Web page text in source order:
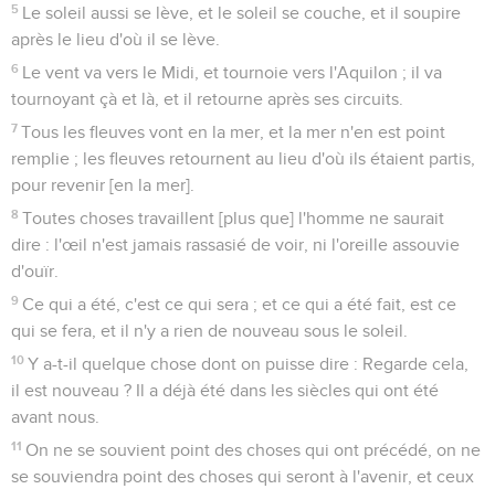
5 Le soleil aussi se lève, et le soleil se couche, et il soupire
après le lieu d'où il se lève.
6 Le vent va vers le Midi, et tournoie vers l'Aquilon ; il va
tournoyant çà et là, et il retourne après ses circuits.
7 Tous les fleuves vont en la mer, et la mer n'en est point
remplie ; les fleuves retournent au lieu d'où ils étaient partis,
pour revenir [en la mer].
8 Toutes choses travaillent [plus que] l'homme ne saurait
dire : l'œil n'est jamais rassasié de voir, ni l'oreille assouvie
d'ouïr.
9 Ce qui a été, c'est ce qui sera ; et ce qui a été fait, est ce
qui se fera, et il n'y a rien de nouveau sous le soleil.
10 Y a-t-il quelque chose dont on puisse dire : Regarde cela,
il est nouveau ? Il a déjà été dans les siècles qui ont été
avant nous.
11 On ne se souvient point des choses qui ont précédé, on ne
se souviendra point des choses qui seront à l'avenir, et ceux